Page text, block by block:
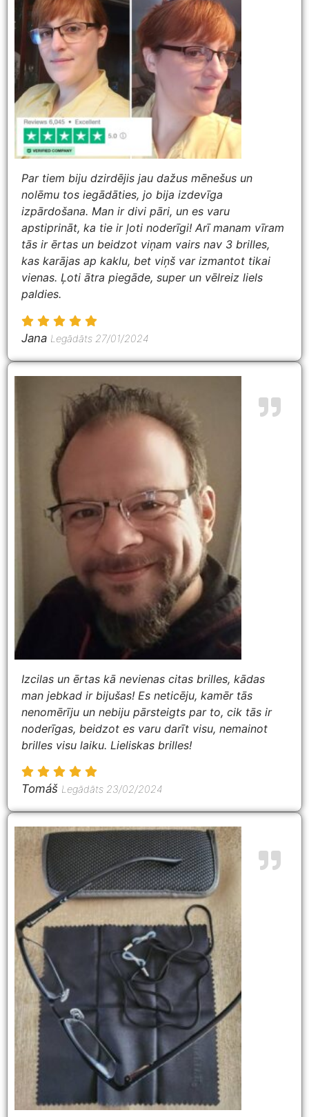
Par tiem biju dzirdējis jau dažus mēnešus un
nolēmu tos iegādāties, jo bija izdevīga
izpārdošana. Man ir divi pāri, un es varu
apstiprināt, ka tie ir ļoti noderīgi! Arī manam vīram
tās ir ērtas un beidzot viņam vairs nav 3 brilles,
kas karājas ap kaklu, bet viņš var izmantot tikai
vienas. Ļoti ātra piegāde, super un vēlreiz liels
paldies.
Jana Legādāts 27/01/2024
Izcilas un ērtas kā nevienas citas brilles, kādas
man jebkad ir bijušas! Es neticēju, kamēr tās
nenomērīju un nebiju pārsteigts par to, cik tās ir
noderīgas, beidzot es varu darīt visu, nemainot
brilles visu laiku. Lieliskas brilles!
Tomáš Legādāts 23/02/2024